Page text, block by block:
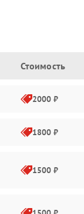
Стоимость
2000 ₽
1800 ₽
1500 ₽